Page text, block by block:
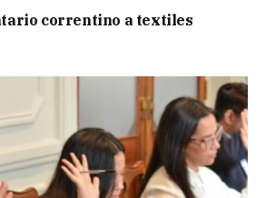
correntino a textiles